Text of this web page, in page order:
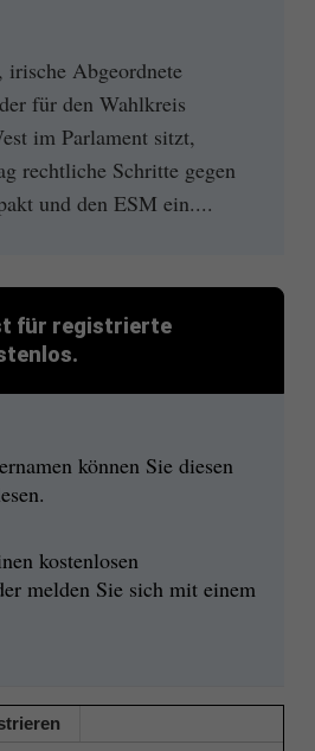
irische Abgeordnete
für den Wahlkreis
im Parlament sitzt,
rechtliche Schritte gegen
und den ESM ein....
für registrierte
können Sie diesen
kostenlosen
melden Sie sich mit einem